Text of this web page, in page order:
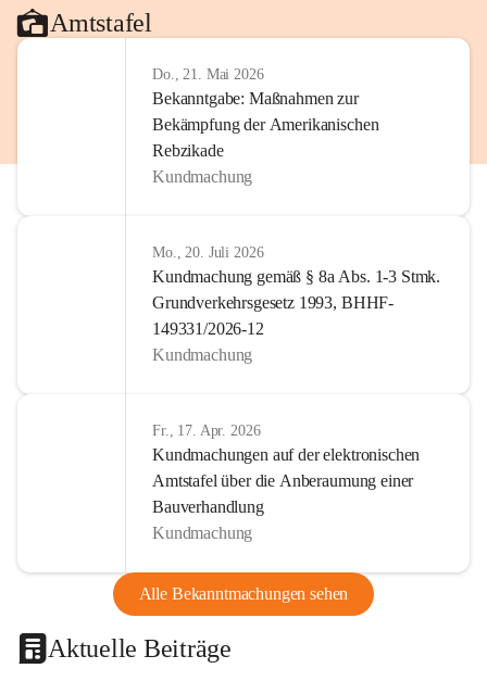
Amtstafel
Do., 21. Mai 2026
Bekanntgabe: Maßnahmen zur
Bekämpfung der Amerikanischen
Rebzikade
Kundmachung
Mo., 20. Juli 2026
Kundmachung gemäß § 8a Abs. 1-3 Stmk.
Grundverkehrsgesetz 1993, BHHF-
149331/2026-12
Kundmachung
Fr., 17. Apr. 2026
Kundmachungen auf der elektronischen
Amtstafel über die Anberaumung einer
Bauverhandlung
Kundmachung
Alle Bekanntmachungen sehen
Aktuelle Beiträge